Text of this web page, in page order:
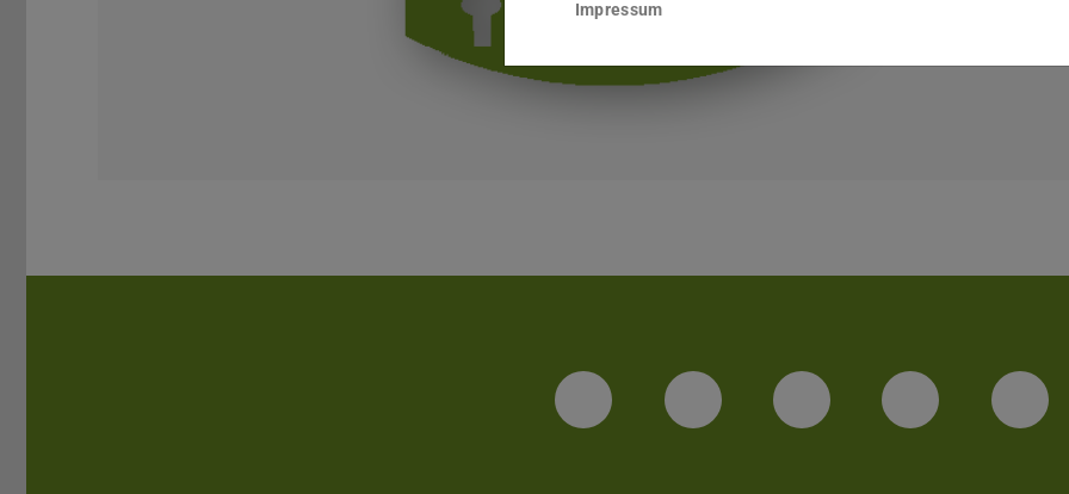
LinkedIn-Seite der TU Darmstadt
Instagram-Kanal der TU
Bluesky-Kanal der
Impressum